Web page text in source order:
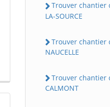
Trouver chantier
LA-SOURCE
Trouver chantier
NAUCELLE
Trouver chantier
CALMONT